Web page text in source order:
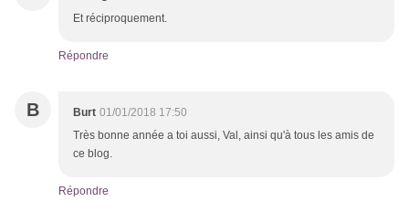
Et réciproquement.
Répondre
B Burt 01/01/2018 17:50
Très bonne année a toi aussi, Val, ainsi qu'à tous les amis de
ce blog.
Répondre